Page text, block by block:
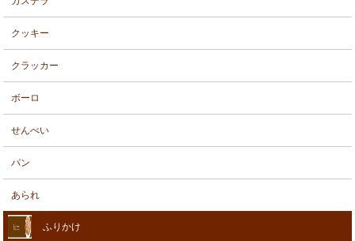
クッキー
クラッカー
ボーロ
せんべい
パン
あられ
ふりかけ